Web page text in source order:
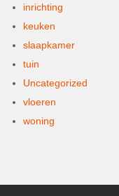
inrichting
keuken
slaapkamer
tuin
Uncategorized
vloeren
woning